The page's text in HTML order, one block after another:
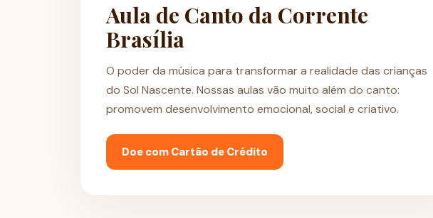
Aula de Canto da Corrente
Brasília
O poder da música para transformar a realidade das crianças
do Sol Nascente. Nossas aulas vão muito além do canto:
promovem desenvolvimento emocional, social e criativo.
Doe com Cartão de Crédito